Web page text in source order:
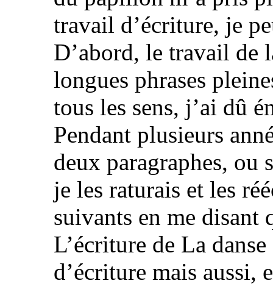
travail d’écriture, je
D’abord, le travail de
longues phrases
tous les sens, j’ai dû
Pendant plusieurs
deux paragraphes, ou
je les raturais et les
suivants en me disant
L’écriture de La
d’écriture mais aussi,